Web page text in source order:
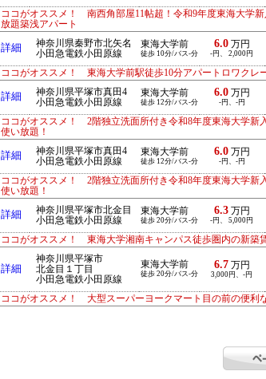
ココがオススメ！ 南西角部屋11帖超！令和9年度東海大学
放題築浅アパート
詳細
神奈川県秦野市北矢名
小田急電鉄小田原線
東海大学前
徒歩 10分/バス-分
6.0万円
-円、 2,000円
ココがオススメ！ 東海大学前駅徒歩10分アパートロワクレ
詳細
神奈川県平塚市真田4
小田急電鉄小田原線
東海大学前
徒歩 12分/バス-分
6.0万円
-円、-円
ココがオススメ！ 2階独立洗面所付き令和8年度東海大学新
使い放題！
詳細
神奈川県平塚市真田4
小田急電鉄小田原線
東海大学前
徒歩 12分/バス-分
6.0万円
-円、-円
ココがオススメ！ 2階独立洗面所付き令和8年度東海大学新
使い放題！
詳細
神奈川県平塚市北金目
小田急電鉄小田原線
東海大学前
徒歩 20分/バス-分
6.3万円
-円、 5,000円
ココがオススメ！ 東海大学湘南キャンパス徒歩圏内の新築
詳細
神奈川県平塚市
北金目１丁目
小田急電鉄小田原線
東海大学前
徒歩 20分/バス-分
6.7万円
3,000円、-円
ココがオススメ！ 大型スーパーヨークマート目の前の便利